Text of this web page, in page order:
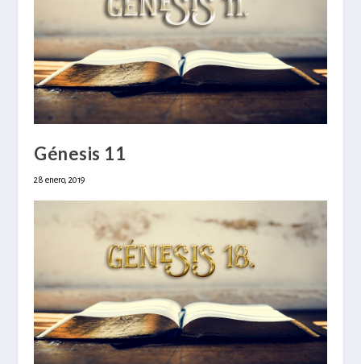
Génesis 11
28 enero, 2019